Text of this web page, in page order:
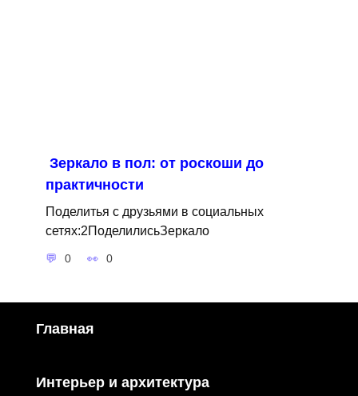
Зеркало в пол: от роскоши до
практичности
Поделитья с друзьями в социальных
сетях:2ПоделилисьЗеркало
0 0
Главная
Интерьер и архитектура